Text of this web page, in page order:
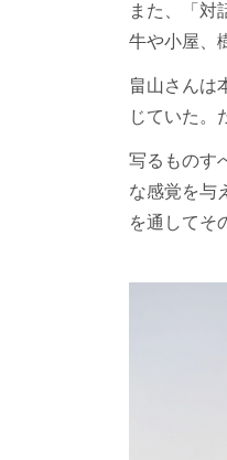
また、「対
牛や小屋、
畠山さんは
じていた。
写るものす
な感覚を与
を通してそ